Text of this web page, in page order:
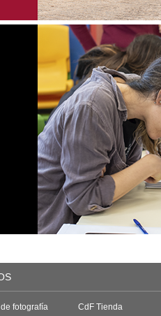
fotografía CdF Tienda